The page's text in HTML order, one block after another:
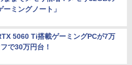
ーミングノート」
5060 Ti搭載ゲーミングPCが7万
で30万円台！